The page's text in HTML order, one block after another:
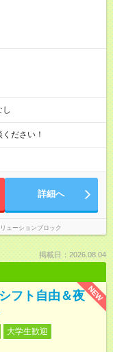
ださい！
詳細へ
ューションブロック
掲載日：2026.08.04
NEW
フト自由＆夜
大学生歓迎